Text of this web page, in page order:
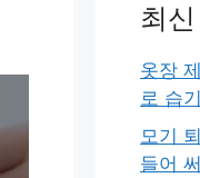
최
옷장
로 습
모기
들어